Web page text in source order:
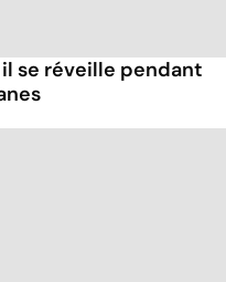
se réveille pendant